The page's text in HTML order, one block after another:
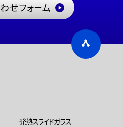
せフォーム
発熱スライドガラス